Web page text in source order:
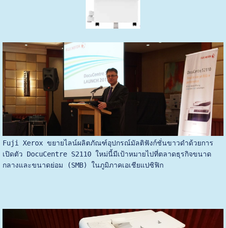
Fuji Xerox ขยายไลน์ผลิตภัณฑ์อุปกรณ์มัลติฟังก์ชั่นขาวดำด้วยการ
เปิดตัว DocuCentre S2110 ใหม่นี้มีเป้าหมายไปที่ตลาดธุรกิจขนาด
กลางและขนาดย่อม (SMB) ในภูมิภาคเอเชียแปซิฟิก